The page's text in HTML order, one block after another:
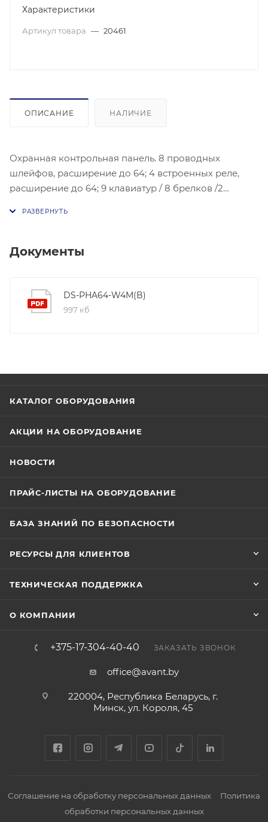
Характеристики
Артикул товара — 20461
ОПИСАНИЕ НАЛИЧИЕ
Охранная контрольная панель. 8 проводных
шлейфов, расширение до 64; 4 встроенных реле,
расширение до 64; 9 клавиатур / 8 брелков /2
видеоверификации (IP камеры); Поддержка
Документы
DS-PHA64-W4M(B)
997 кб
КАТАЛОГ ОБОРУДОВАНИЯ
АКЦИИ НА ОБОРУДОВАНИЕ
НОВОСТИ
ПРАЙС-ЛИСТЫ НА ОБОРУДОВАНИЕ
БАЗА ЗНАНИЙ ПО БЕЗОПАСНОСТИ
РЕСУРСЫ ДЛЯ КЛИЕНТОВ
ТЕХНИЧЕСКАЯ ПОДДЕРЖКА
О КОМПАНИИ
+375-17-304-40-40 ЗАКАЗАТЬ ЗВОНОК
office@avant.by
220004, Республика Беларусь, г.
Минск, ул. Короля, 45
Соглашение на обработку персональных данных
Политика
обработки персональных данных